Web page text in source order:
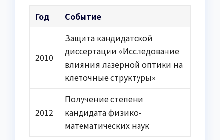
Год Событие
2010
Защита кандидатской
диссертации «Исследование
влияния лазерной оптики на
клеточные структуры»
2012
Получение степени
кандидата физико-
математических наук